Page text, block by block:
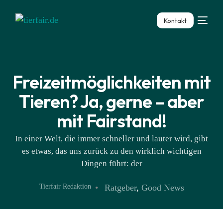
Kontakt
Freizeitmöglichkeiten mit
Tieren? Ja, gerne – aber
mit Fairstand!
In einer Welt, die immer schneller und lauter wird, gibt
es etwas, das uns zurück zu den wirklich wichtigen
Dingen führt: der
Tierfair Redaktion Ratgeber, Good News